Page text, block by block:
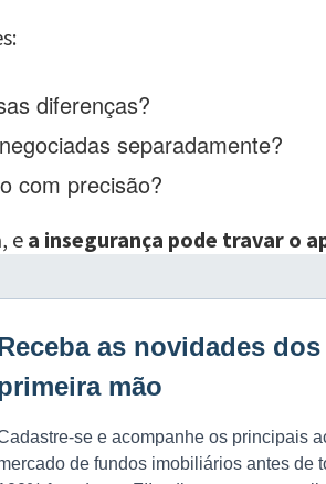
diferenças?
separadamente?
com precisão?
e a insegurança pode travar o